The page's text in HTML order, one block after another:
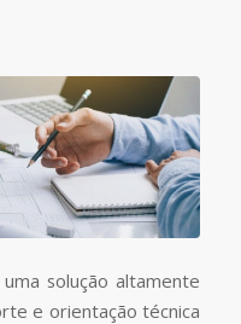
solução altamente
e orientação técnica